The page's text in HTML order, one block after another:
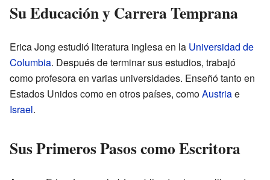
Su Educación y Carrera Temprana
Erica Jong estudió literatura inglesa en la Universidad de
Columbia. Después de terminar sus estudios, trabajó
como profesora en varias universidades. Enseñó tanto en
Estados Unidos como en otros países, comoAustriae
Israel.
Sus Primeros Pasos como Escritora